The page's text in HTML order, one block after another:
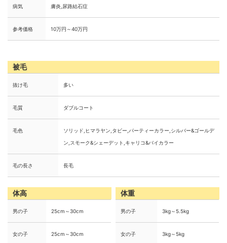
病気 膚炎,尿路結石症
参考価格 10万円～40万円
被毛
抜け毛 多い
毛質 ダブルコート
毛色
ソリッド,ヒマラヤン,タビー,パーティーカラー,シルバー&ゴールデ
ン,スモーク&シェーデット,キャリコ&バイカラー
毛の長さ 長毛
体高
男の子 25cm～30cm
女の子 25cm～30cm
体重
男の子 3kg～5.5kg
女の子 3kg～5kg